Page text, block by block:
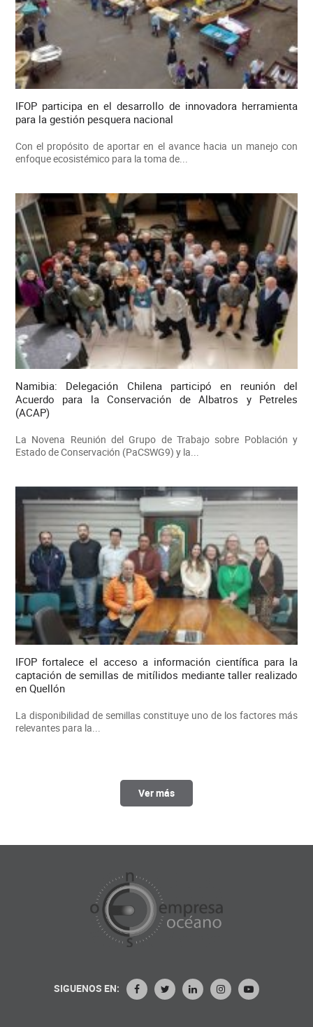
IFOP participa en el desarrollo de innovadora herramienta
para la gestión pesquera nacional
Con el propósito de aportar en el avance hacia un manejo con
enfoque ecosistémico para la toma de...
Namibia: Delegación Chilena participó en reunión del
Acuerdo para la Conservación de Albatros y Petreles
(ACAP)
La Novena Reunión del Grupo de Trabajo sobre Población y
Estado de Conservación (PaCSWG9) y la...
IFOP fortalece el acceso a información científica para la
captación de semillas de mitílidos mediante taller realizado
en Quellón
La disponibilidad de semillas constituye uno de los factores más
relevantes para la...
Ver más
SIGUENOS EN: